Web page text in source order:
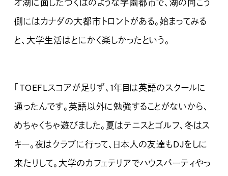
オ湖に面したつくばのような学園都市で、湖の向こう
側にはカナダの大都市トロントがある。始まってみる
と、大学生活はとにかく楽しかったという。
「TOEFLスコアが足りず、1年目は英語のスクールに
通ったんです。英語以外に勉強することがないから、
めちゃくちゃ遊びました。夏はテニスとゴルフ、冬はス
キー。夜はクラブに行って、日本人の友達もDJをしに
来たりして。大学のカフェテリアでハウスパーティやっ